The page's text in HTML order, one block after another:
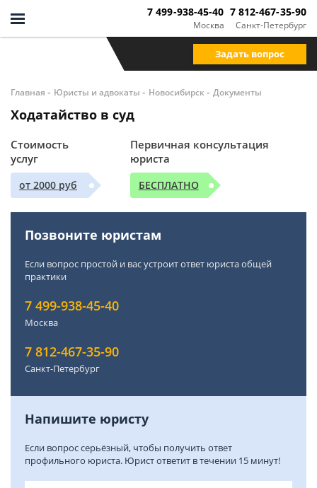
Москва
7 499-938-45-40
Санкт-Петербург
7 812-467-35-90
Задать вопрос
Главная - Юристы и адвокаты - Новосибирск- Документы
Ходатайство в суд
Стоимость
услуг
от 2000 руб
Первичная консультация
юриста
БЕСПЛАТНО
Позвоните юристам
Если вопрос простой и вас устроит ответ юриста общей
практики
7 499-938-45-40
Москва
7 812-467-35-90
Санкт-Петербург
Напишите юристу
Если вопрос серьёзный, чтобы получить ответ
профильного юриста. Юрист ответит в течении 15 минут!